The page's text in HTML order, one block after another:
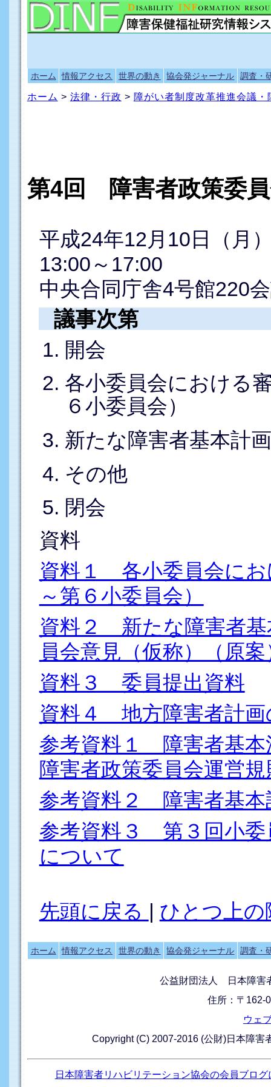
ホーム 情報アクセス 世界の動き 協会発ジャーナル 調査・
ホーム > 法律・行政 > 障がい者制度改革推進会議・
第4回 障害者政策委
平成24年12月10日（月
13:00～17:00
中央合同庁舎4号館220
議事次第
開会
各小委員会における
６小委員会）
新たな障害者基本計
その他
閉会
資料
資料１ 各小委員会にお
～第６小委員会）
資料２ 新たな障害者基
員会意見（仮称）（原案
資料３ 委員提出資料
資料４ 地方障害者計画
参考資料１ 障害者基本
障害者政策委員会運営規
参考資料２ 障害者基本
参考資料３ 第３回小委
について
先頭に戻る | ひとつ上の
ホーム 情報アクセス 世界の動き 協会発ジャーナル 調査・
公益財団法人 日本障害
住所：〒162-
ウェ
Copyright (C) 2007-2016 (公財)日本障
日本障害者リハビリテーション協会の会員ブロ